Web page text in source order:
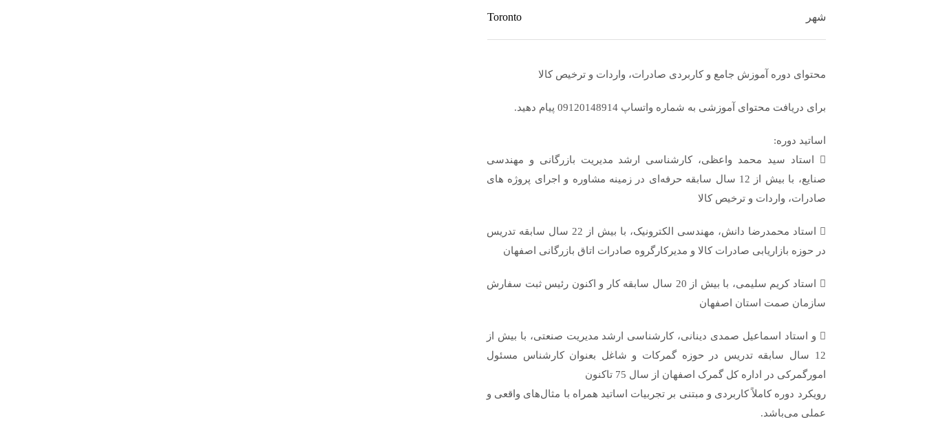
شهر Toronto
محتوای دوره آموزش جامع و کاربردی صادرات، واردات و ترخیص کالا
برای دریافت محتوای آموزشی به شماره واتساپ 09120148914 پیام دهید.
اساتید دوره:
 استاد سید محمد واعظی، کارشناسی ارشد مدیریت بازرگانی و مهندسی
صنایع، با بیش از 12 سال سابقه حرفه‌ای در زمینه مشاوره و اجرای پروژه های
صادرات، واردات و ترخیص کالا
 استاد محمدرضا دانش، مهندسی الکترونیک، با بیش از 22 سال سابقه تدریس
در حوزه بازاریابی صادرات کالا و مدیرکارگروه صادرات اتاق بازرگانی اصفهان
 استاد کریم سلیمی، با بیش از 20 سال سابقه کار و اکنون رئیس ثبت سفارش
سازمان صمت استان اصفهان
 و استاد اسماعیل صمدی دینانی، کارشناسی ارشد مدیریت صنعتی، با بیش از
12 سال سابقه تدریس در حوزه گمرکات و شاغل بعنوان کارشناس مسئول
امورگمرکی در اداره کل گمرک اصفهان از سال 75 تاکنون
رویکرد دوره کاملاً کاربردی و مبتنی بر تجربیات اساتید همراه با مثال‌های واقعی و
عملی می‌باشد.